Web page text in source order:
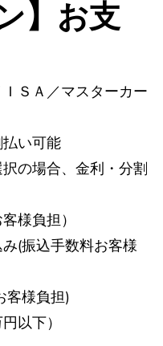
】お支
ＳＡ／マスターカー
い可能
択の場合、金利・分割
様負担）
(振込手数料お客様
客様負担)
以下）